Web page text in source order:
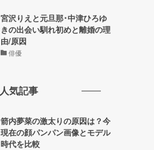
宮沢りえと元旦那･中津ひろゆ
きの出会い馴れ初めと離婚の理
由/原因
俳優
人気記事
箭内夢菜の激太りの原因は？今
現在の顔パンパン画像とモデル
時代を比較